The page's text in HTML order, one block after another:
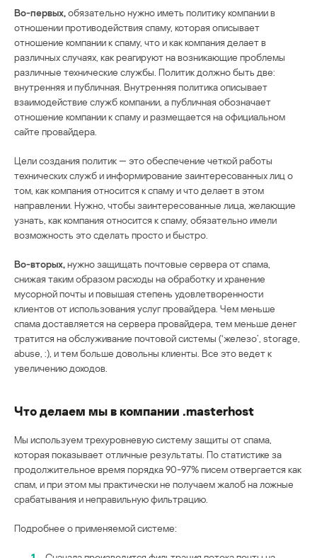
Во-первых,обязательно нужно иметь политику компании в
отношении противодействия спаму, которая описывает
отношение компании к спаму, что и как компания делает в
различных случаях, как реагируют на возникающие проблемы
различные технические службы. Политик должно быть две:
внутренняя и публичная. Внутренняя политика описывает
взаимодействие служб компании, а публичная обозначает
отношение компании к спаму и размещается на официальном
сайте провайдера.
Цели создания политик — это обеспечение четкой работы
технических служб и информирование заинтересованных лиц о
том, как компания относится к спаму и что делает в этом
направлении. Нужно, чтобы заинтересованные лица, желающие
узнать, как компания относится к спаму, обязательно имели
возможность это сделать просто и быстро.
Во-вторых,нужно защищать почтовые сервера от спама,
снижая таким образом расходы на обработку и хранение
мусорной почты и повышая степень удовлетворенности
клиентов от использования услуг провайдера. Чем меньше
спама доставляется на сервера провайдера, тем меньше денег
тратится на обслуживание почтовой системы (‘железо’, storage,
abuse, :), и тем больше довольны клиенты. Все это ведет к
увеличению доходов.
Что делаем мы в компании .masterhost
Мы используем трехуровневую систему защиты от спама,
которая показывает отличные результаты. По статистике за
продолжительное время порядка 90-97% писем отвергается как
спам, и при этом мы практически не получаем жалоб на ложные
срабатывания и неправильную фильтрацию.
Подробнее о применяемой системе: